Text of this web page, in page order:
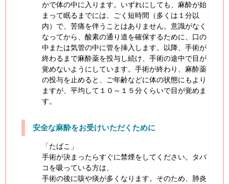
かで体の中に入ります。いずれにしても、麻酔が始
まって眠るまでには、ごく短時間（多くは１分以
内）で、苦痛を伴うことはありません。意識がなく
なってから、酸素の通り道を確保するために、口の
中または気管の中に管を挿入します。以降、手術が
終わるまで麻酔薬を投与し続け、手術の途中で目が
覚めないようにしています。手術が終わり、麻酔薬
の投与を止めると、ご年齢などに体の状態にもより
ますが、平均して１０～１５分くらいで目が覚めま
す。
安全な麻酔をお受けいただくために
「たばこ」
手術が決まったらすぐに禁煙をしてください。タバ
コを吸っている方は、
手術の後に咳や痰が多くなります。そのため、肺炎